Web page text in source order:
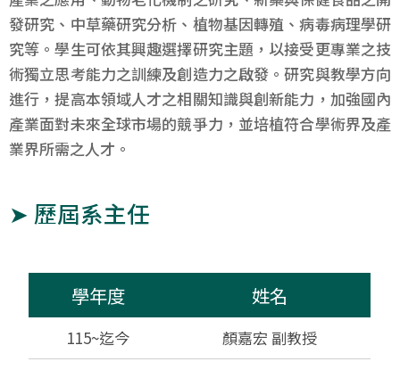
發研究、中草藥研究分析、植物基因轉殖、病毒病理學研
究等。學生可依其興趣選擇研究主題，以接受更專業之技
術獨立思考能力之訓練及創造力之啟發。研究與教學方向
進行，提高本領域人才之相關知識與創新能力，加強國內
產業面對未來全球市場的競爭力，並培植符合學術界及產
業界所需之人才。
➤ 歷屆系主任
學年度 姓名
115~迄今
顏嘉宏 副教授